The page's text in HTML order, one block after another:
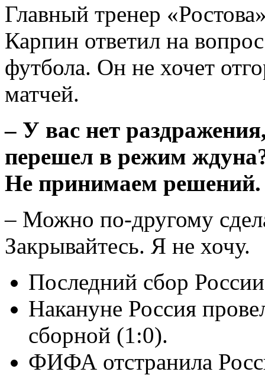
Главный тренер
Карпин ответил на
футбола. Он не хочет
матчей.
– У вас нет
перешел в режим
Не принимаем
– Можно по-другому
Закрывайтесь. Я не хочу.
Последний сбор
Накануне Россия
сборной (1:0).
ФИФА отстранила